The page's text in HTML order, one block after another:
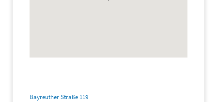
Bayreuther Straße 119